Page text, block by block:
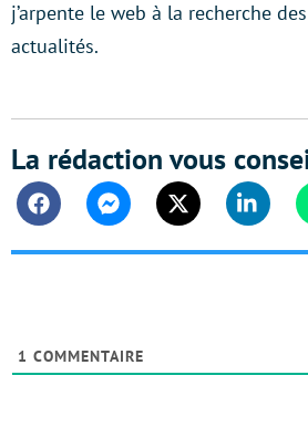
j’arpente le web à la recherche
actualités.
La rédaction vous
FacebookMessengerTwitter
1 COMMENTAIRE